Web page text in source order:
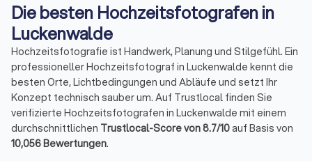
und Deiner Art begeistert. Zusätzlich hast Du mit dem
kleinen Nebenprojekt der Fotos unseres Sohnes etwas
kreiiert, dass wir hüten werden wie einen Schatz. Danke
für deine tolle Arbeit, herzlichste Grüße Anne und Tobi
Die besten Hochzeitsfotografen in
Luckenwalde
Hochzeitsfotografie ist Handwerk, Planung und Stilgefühl. Ein
professioneller Hochzeitsfotograf in Luckenwalde kennt die
besten Orte, Lichtbedingungen und Abläufe und setzt Ihr
Konzept technisch sauber um. Auf Trustlocal finden Sie
verifizierte Hochzeitsfotografen in Luckenwalde mit einem
durchschnittlichen Trustlocal-Score von 8.7/10auf Basis von
10,056 Bewertungen.